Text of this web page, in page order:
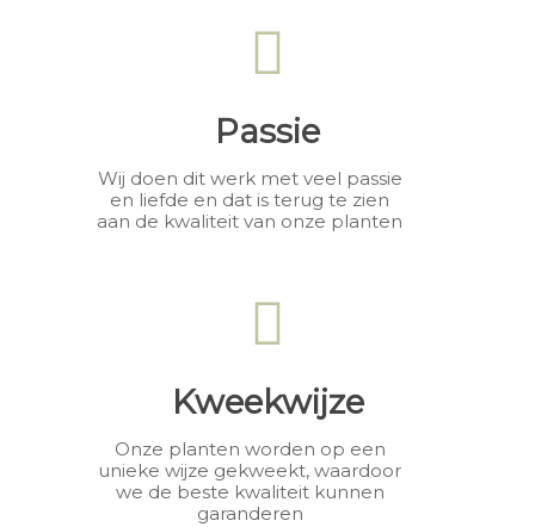
Passie
Wij doen dit werk met veel passie
en liefde en dat is terug te zien
aan de kwaliteit van onze planten
Kweekwijze
Onze planten worden op een
unieke wijze gekweekt, waardoor
we de beste kwaliteit kunnen
garanderen